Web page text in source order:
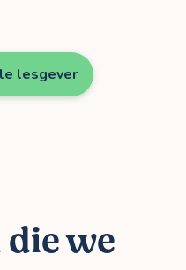
lesgever
we